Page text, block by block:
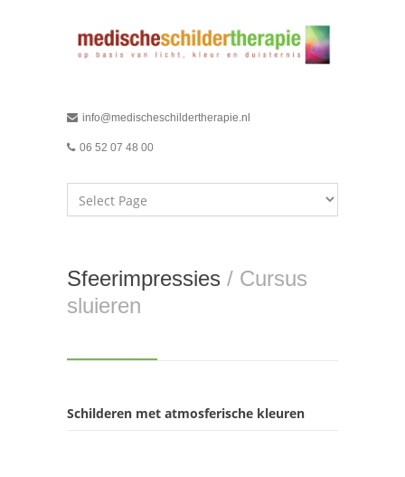
info@medischeschildertherapie.nl
06 52 07 48 00
Sfeerimpressies / Cursus
sluieren
Schilderen met atmosferische kleuren